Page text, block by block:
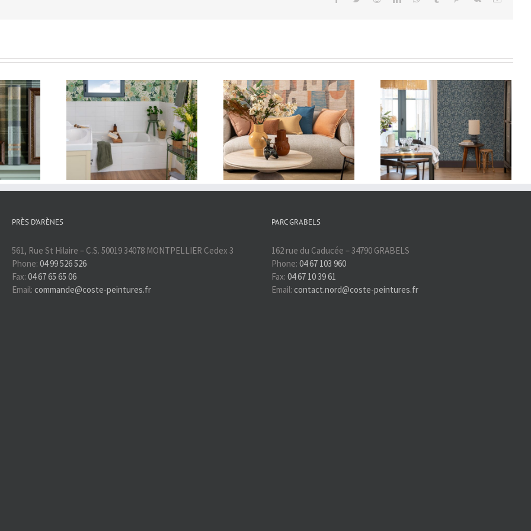
déco :
Inspiration : Le Vent des
Dunes
Nouvelle décoration :
Léonard
PRÈS D’ARÈNES
561, Rue St Hilaire – C.S. 50019 34078 MONTPELLIER Cedex 3
Phone: 04 99 526 526
Fax: 04 67 65 65 06
Email: commande@coste-peintures.fr
PARC GRABELS
162 rue du Caducée – 34790 GRABELS
Phone: 04 67 103 960
Fax: 04 67 10 39 61
Email: contact.nord@coste-peintures.fr